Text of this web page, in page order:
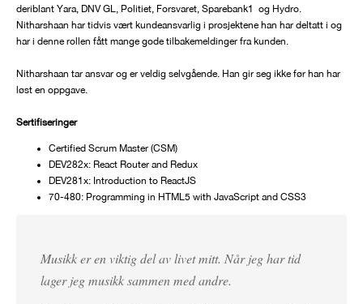
deriblant Yara, DNV GL, Politiet, Forsvaret, Sparebank1 og Hydro.
Nitharshaan har tidvis vært kundeansvarlig i prosjektene han har deltatt i og
har i denne rollen fått mange gode tilbakemeldinger fra kunden.
Nitharshaan tar ansvar og er veldig selvgående. Han gir seg ikke før han har
løst en oppgave.
Sertifiseringer
Certified Scrum Master (CSM)
DEV282x: React Router and Redux
DEV281x: Introduction to ReactJS
70-480: Programming in HTML5 with JavaScript and CSS3
Musikk er en viktig del av livet mitt. Når jeg har tid
lager jeg musikk sammen med andre.